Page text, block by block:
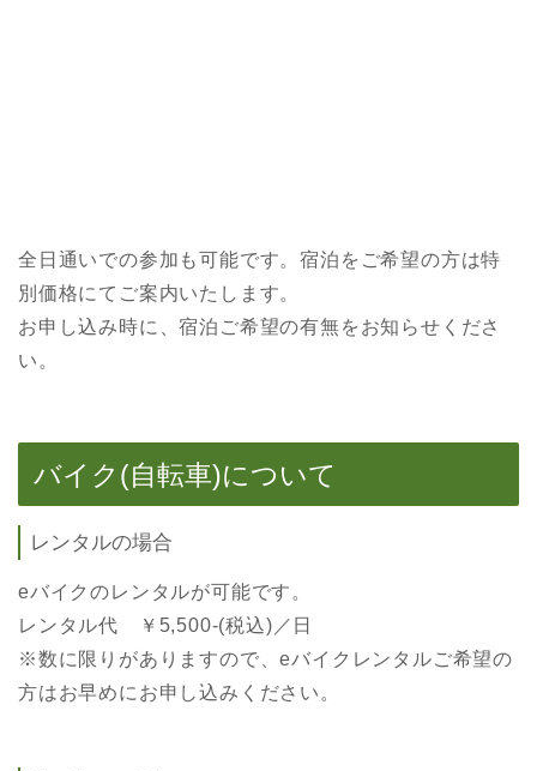
全日通いでの参加も可能です。宿泊をご希望の方は特
別価格にてご案内いたします。
お申し込み時に、宿泊ご希望の有無をお知らせくださ
い。
バイク(自転車)について
レンタルの場合
eバイクのレンタルが可能です。
レンタル代 ￥5,500-(税込)／日
※数に限りがありますので、eバイクレンタルご希望の
方はお早めにお申し込みください。